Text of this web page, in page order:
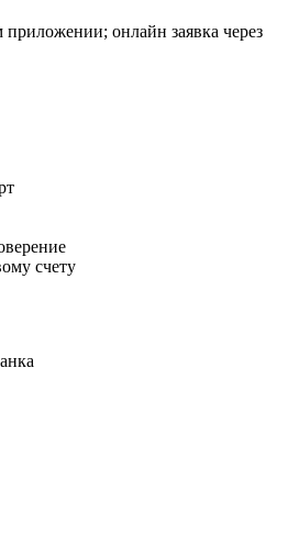
онлайн заявка через
счету